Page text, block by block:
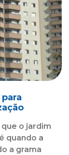
o jardim
quando a
a grama